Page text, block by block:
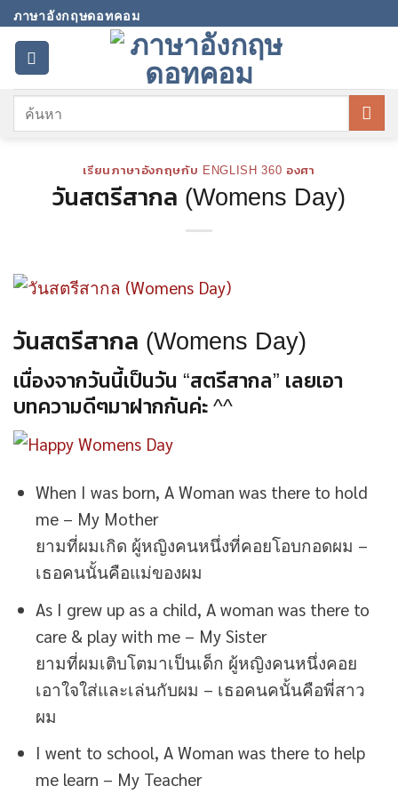
Skip
content
ภาษาอังกฤษดอทคอม
เรียนภาษาอังกฤษกับ ENGLISH 360 องศา
วันสตรีสากล (Womens Day)
วันสตรีสากล (Womens Day)
เนื่องจากวันนี้เป็นวัน “สตรีสากล” เลยเอา
บทความดีๆมาฝากกันค่ะ ^^
When I was born, A Woman was there to hold
me – My Mother
ยามที่ผมเกิด ผู้หญิงคนหนึ่งที่คอยโอบกอดผม –
เธอคนนั้นคือแม่ของผม
As I grew up as a child, A woman was there to
care & play with me – My Sister
ยามที่ผมเติบโตมาเป็นเด็ก ผู้หญิงคนหนึ่งคอย
เอาใจใส่และเล่นกับผม – เธอคนคนั้นคือพี่สาว
ผม
I went to school, A Woman was there to help
me learn – My Teacher